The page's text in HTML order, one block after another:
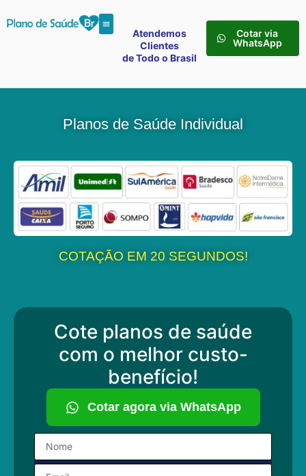
Atendemos
Clientes
de Todo o Brasil
Cotar via
WhatsApp
Planos de Saúde Individual
COTAÇÃO EM 20 SEGUNDOS!
Cote planos de saúde
com o melhor custo-
benefício!
Cotar agora via WhatsApp